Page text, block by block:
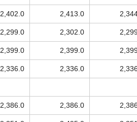
2,402.0 2,413.0
2,299.0 2,302.0
2,399.0 2,399.0
2,336.0 2,336.0
2,386.0 2,386.0